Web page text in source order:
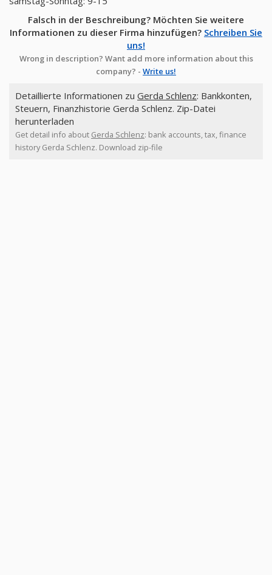
Falsch in der Beschreibung? Möchten Sie weitere
Informationen zu dieser Firma hinzufügen? Schreiben Sie
uns!
Wrong in description? Want add more information about this
company? - Write us!
Detaillierte Informationen zu Gerda Schlenz: Bankkonten,
Steuern, Finanzhistorie Gerda Schlenz. Zip-Datei
herunterladen
Get detail info about Gerda Schlenz: bank accounts, tax, finance
history Gerda Schlenz. Download zip-file